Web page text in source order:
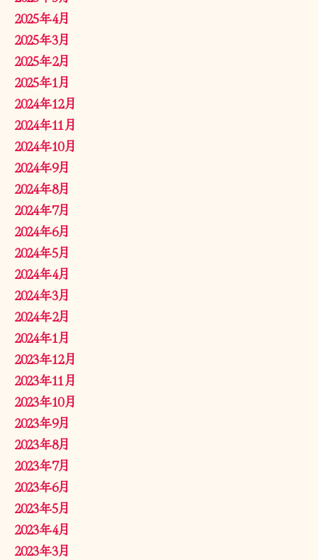
2025年4月
2025年3月
2025年2月
2025年1月
2024年12月
2024年11月
2024年10月
2024年9月
2024年8月
2024年7月
2024年6月
2024年5月
2024年4月
2024年3月
2024年2月
2024年1月
2023年12月
2023年11月
2023年10月
2023年9月
2023年8月
2023年7月
2023年6月
2023年5月
2023年4月
2023年3月